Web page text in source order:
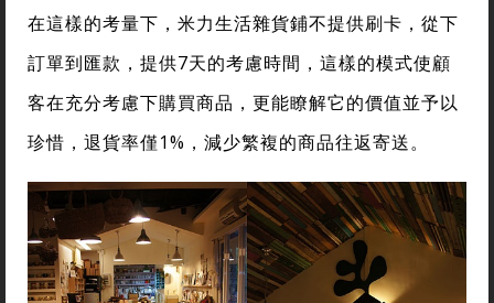
在這樣的考量下，米力生活雜貨鋪不提供刷卡，從下
訂單到匯款，提供7天的考慮時間，這樣的模式使顧
客在充分考慮下購買商品，更能瞭解它的價值並予以
珍惜，退貨率僅1%，減少繁複的商品往返寄送。